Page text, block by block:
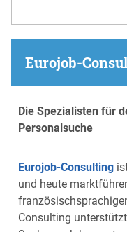
Eurojob-
Die Spezialisten für
Personalsuche
Eurojob-Consulting
und heute
Consulting